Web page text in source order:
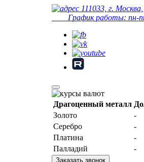
111033, г.
График работы: пн-
Драгоценный металл
Золото
-
Серебро
-
Платина
-
Палладий
-
Заказать звонок